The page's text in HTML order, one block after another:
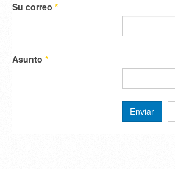
Su correo *
Asunto *
Enviar